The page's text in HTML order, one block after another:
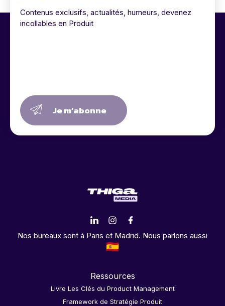
Contenus exclusifs, actualités, humeurs, devenez
incollables en Produit
Je m’abonne
Nos bureaux sont à Paris et Madrid. Nous parlons aussi
Ressources
Livre Les Clés du Product Management
Framework de Stratégie Produit